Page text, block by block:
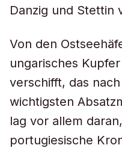
Danzig und Stettin
Von den
ungarisches
verschifft, das
wichtigsten
lag vor allem
portugiesische